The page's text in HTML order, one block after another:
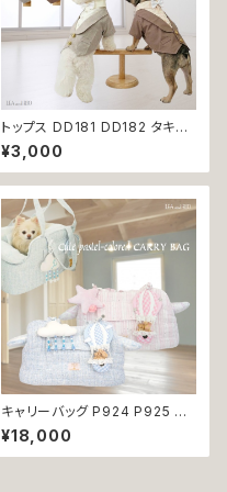
トップス DD181 DD182 タキシ
ード スーツ フォーマル 蝶ネクタ
イ リボン 犬 猫 ペット 服 犬の
服 猫の服 犬服 猫服 ドッグウェ
シャツ 返品交換不可
¥3,000
キャリーバッグ P924 P925 キ
ャリーケース ショルダーバッグ
ボストンバッグ お出掛け 散歩
旅行 避難用 防災 犬 猫 ペット
¥18,000